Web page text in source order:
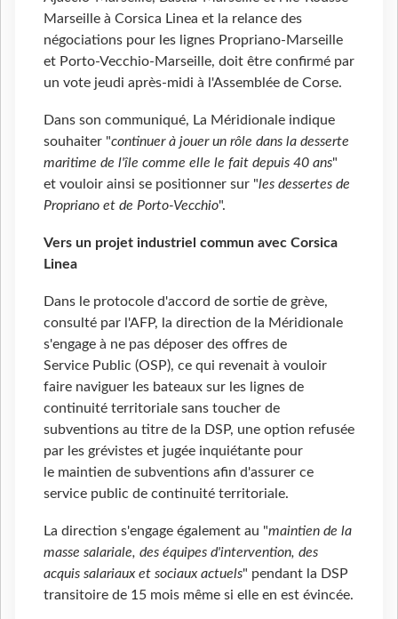
Marseille à Corsica Linea et la relance des
négociations pour les lignes Propriano-Marseille
et Porto-Vecchio-Marseille, doit être confirmé par
un vote jeudi après-midi à l'Assemblée de Corse.
Dans son communiqué, La Méridionale indique
souhaiter "continuer à jouer un rôle dans la desserte
maritime de l'île comme elle le fait depuis 40 ans"
et vouloir ainsi se positionner sur "les dessertes de
Propriano et de Porto-Vecchio".
Vers un projet industriel commun avec Corsica
Linea
Dans le protocole d'accord de sortie de grève,
consulté par l'AFP, la direction de la Méridionale
s'engage à ne pas déposer des offres de
Service Public (OSP), ce qui revenait à vouloir
faire naviguer les bateaux sur les lignes de
continuité territoriale sans toucher de
subventions au titre de la DSP, une option refusée
par les grévistes et jugée inquiétante pour
le maintien de subventions afin d'assurer ce
service public de continuité territoriale.
La direction s'engage également au "maintien de la
masse salariale, des équipes d'intervention, des
acquis salariaux et sociaux actuels" pendant la DSP
transitoire de 15 mois même si elle en est évincée.